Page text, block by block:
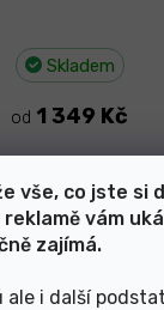
vše, co jste si
vám
zajímá.
ale i další
Skladem
od 1 349 Kč
Kilpi